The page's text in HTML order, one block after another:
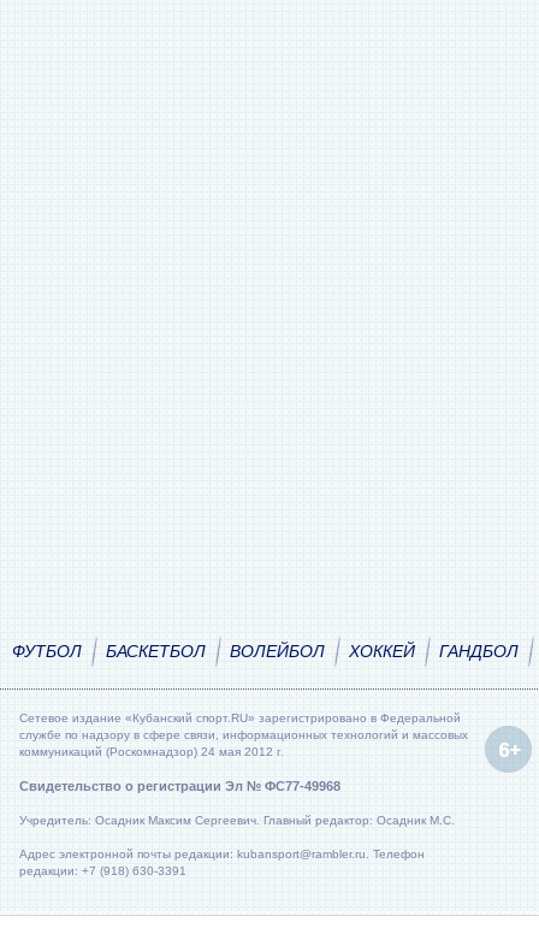
ФУТБОЛ БАСКЕТБОЛ ВОЛЕЙБОЛ ХОККЕЙ ГАНДБОЛ
Сетевое издание «Кубанский спорт.RU» зарегистрировано в Федеральной
службе по надзору в сфере связи, информационных технологий и массовых
коммуникаций (Роскомнадзор) 24 мая 2012 г.
Свидетельство о регистрации Эл № ФС77-49968
Учредитель: Осадник Максим Сергеевич. Главный редактор: Осадник М.С.
Адрес электронной почты редакции: kubansport@rambler.ru. Телефон
редакции: +7 (918) 630-3391